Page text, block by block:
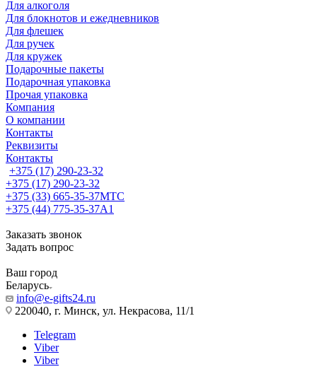
Для алкоголя
Для блокнотов и ежедневников
Для флешек
Для ручек
Для кружек
Подарочные пакеты
Подарочная упаковка
Прочая упаковка
Компания
О компании
Контакты
Реквизиты
Контакты
+375 (17) 290-23-32
+375 (17) 290-23-32
+375 (33) 665-35-37МТС
+375 (44) 775-35-37А1
Заказать звонок
Задать вопрос
Ваш город
Беларусь
info@e-gifts24.ru
220040, г. Минск, ул. Некрасова, 11/1
Telegram
Viber
Viber